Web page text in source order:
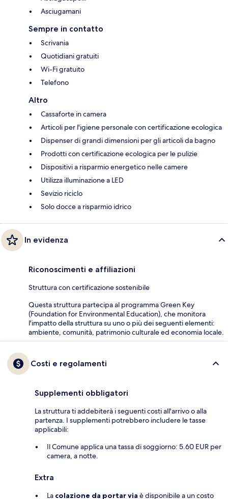
Asciugamani
Sempre in contatto
Scrivania
Quotidiani gratuiti
Wi-Fi gratuito
Telefono
Altro
Cassaforte in camera
Articoli per l'igiene personale con certificazione ecologica
Dispenser di grandi dimensioni per gli articoli da bagno
Prodotti con certificazione ecologica per le pulizie
Dispositivi a risparmio energetico nelle camere
Utilizza illuminazione a LED
Sevizio riciclo
Solo docce a risparmio idrico
In evidenza
Riconoscimenti e affiliazioni
Struttura con certificazione sostenibile
Questa struttura partecipa al programma Green Key
(Foundation for Environmental Education), che monitora
l'impatto della struttura su uno o più dei seguenti elementi:
ambiente, comunità, patrimonio culturale ed economia locale.
Costi e regolamenti
Supplementi obbligatori
La struttura ti addebiterà i seguenti costi all'arrivo o alla
partenza. I supplementi potrebbero includere le tasse
applicabili:
Il Comune applica una tassa di soggiorno: 5.60 EUR per
camera, a notte.
Extra
La colazione da portar via è disponibile a un costo